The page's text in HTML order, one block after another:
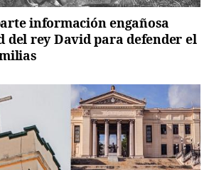
información engañosa
del rey David para defender el